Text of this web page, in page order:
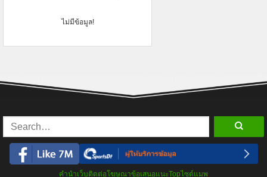
ไม่มีข้อมูล!
คำนำเว็บติดต่อโฆษณาข้อเสนอแนะTopไซต์แมพ